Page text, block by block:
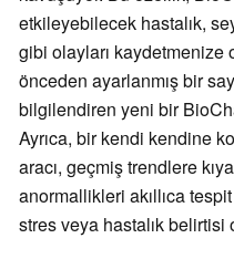
etkileyebilecek hastalık,
gibi olayları kaydetmenize
önceden ayarlanmış bir
bilgilendiren yeni bir
Ayrıca, bir kendi kendine
aracı, geçmiş trendlere
anormallikleri akıllıca
stres veya hastalık